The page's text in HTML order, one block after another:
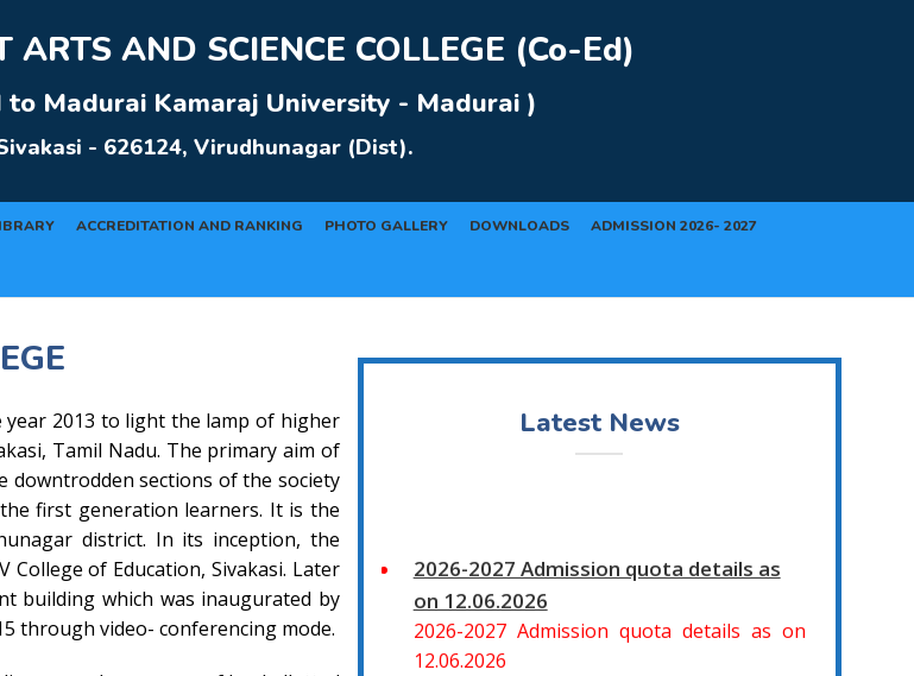
ARTS AND SCIENCE COLLEGE (Co-Ed)
Madurai Kamaraj University - Madurai )
- 626124, Virudhunagar (Dist).
ACCREDITATION AND RANKING PHOTO GALLERY DOWNLOADS ADMISSION 2026- 2027
year 2013 to light the lamp of higher
Tamil Nadu. The primary aim of
sections of the society
first generation learners. It is the
district. In its inception, the
of Education, Sivakasi. Later
building which was inaugurated by
through video- conferencing mode.
Latest News
2026-2027 Admission quota details as
on 12.06.2026
2026-2027 Admission quota details as on
12.06.2026